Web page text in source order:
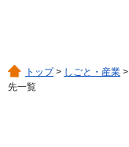
トップ> しごと・産業 >
先一覧